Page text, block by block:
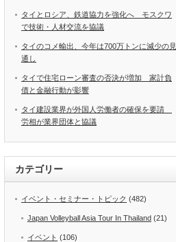
タイとロシア、鉄道協力を強化へ モスクワ
で技術・人材交流を協議
タイのコメ輸出、今年は700万トンに減少の見
通し
タイで住宅ローン審査の否決が増加 家計負
債と金融行動が影響
タイ建設業界が外国人労働者の確保を要請
労相が業界団体と協議
カテゴリー
イベント・セミナー・トピック (482)
Japan Volleyball Asia Tour In Thailand (21)
イベント (106)